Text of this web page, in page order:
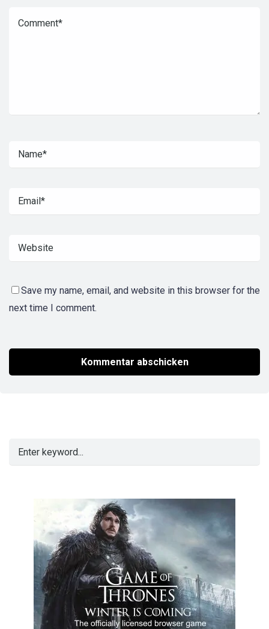
Save my name, email, and website in this browser for the
next time I comment.